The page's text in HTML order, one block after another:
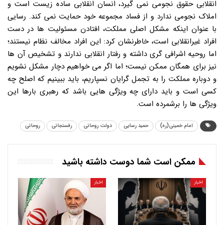
انقلابی حقوق نجومی نمی گیرد، انسان انقلابی ساده زیست است و
املاک نجومی ندارد و از فساد مجموعه خود حمایت نمی کند. رسایی
با عنوان اینکه مشکل اصلی مملکت، افتادن مسئولیت ها در دست
افراد غیرانقلابی است، خاطرنشان کرد: این افراد مخالف نظام نیستند؛
اما روحیه اشرافی گری داشته و رفتار انقلابی ندارند و تشخیص آن ها
نیز برای همگان ممکن نیست؛ اما اگر می خواهیم دچار مشکل نشویم
و دوباره مملکت را به تجمل گرایان نسپاریم، باید ببینیم که اصلح چه
کسی است و باید دارای چه ویژگی هایی باشد که رهبری بارها این
ویژگی ها را برشمرده است.
امام خمینی(ره) حمید رسایی دولت روحانی رفسنجانی روحانی
ممکن است شما دوست داشته باشید
اخبار اخبار